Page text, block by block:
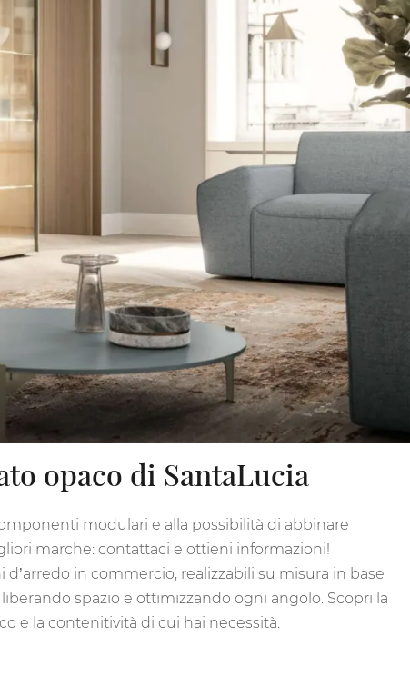
opaco di SantaLucia
modulari e alla possibilità di abbinare
marche: contattaci e ottieni informazioni!
in commercio, realizzabili su misura in base
spazio e ottimizzando ogni angolo. Scopri la
e la contenitività di cui hai necessità.